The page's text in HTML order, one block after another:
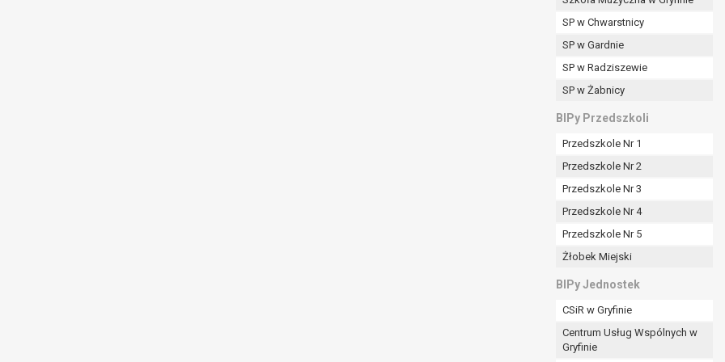
SP w Chwarstnicy
SP w Gardnie
SP w Radziszewie
SP w Żabnicy
BIPy Przedszkoli
Przedszkole Nr 1
Przedszkole Nr 2
Przedszkole Nr 3
Przedszkole Nr 4
Przedszkole Nr 5
Żłobek Miejski
BIPy Jednostek
CSiR w Gryfinie
Centrum Usług Wspólnych w
Gryfinie
art. 16 RODO,
prawo do bycia zapomnianym) na podstawie art. 17 RODO, w przypadku gdy:
były zebrane lub w inny sposób przetwarzane,
na przetwarzanie danych osobowych, która jest podstawą przetwarzania danych i nie ma innej podstawy prawnej
z prawem,
się z obowiązku wynikającego z przepisów prawa;
danych osobowych – na okres pozwalający administratorowi sprawdzić prawidłowość tych danych,
celów, ale osoba, której dane dotyczą, potrzebuje ich do ustalenia, obrony lub dochodzenia roszczeń,
wobec przetwarzania danych - do czasu ustalenia czy prawnie uzasadnione podstawy po stronie administratora są
RODO, w przypadku gdy łącznie spełnione są następujące przesłanki:
umowy zawartej z osobą, której dane dotyczą lub na podstawie zgody wyrażonej przez tą osobę,
art. 21 RODO, wobec przetwarzania danych osobowych, którego podstawą prawną jest: